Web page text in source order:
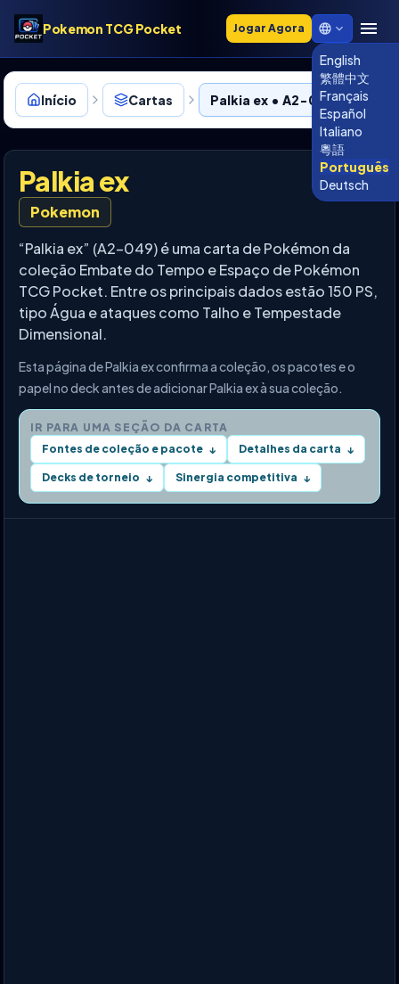
Pokemon TCG Pocket Jogar Agora
English
繁體中文
Français
Español
Italiano
粵語
Português
Deutsch
Início Cartas Palkia ex • A2-049
Palkia ex
Pokemon
“Palkia ex” (A2-049) é uma carta de Pokémon da
coleção Embate do Tempo e Espaço de Pokémon
TCG Pocket. Entre os principais dados estão 150 PS,
tipo Água e ataques como Talho e Tempestade
Dimensional.
Esta página de Palkia ex confirma a coleção, os pacotes e o
papel no deck antes de adicionar Palkia ex à sua coleção.
IR PARA UMA SEÇÃO DA CARTA
Fontes de coleção e pacote ↓ Detalhes da carta ↓
Decks de torneio ↓ Sinergia competitiva ↓